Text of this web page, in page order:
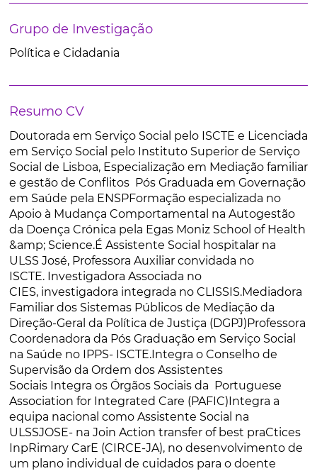
Grupo de Investigação
Política e Cidadania
Resumo CV
Doutorada em Serviço Social pelo ISCTE e Licenciada
em Serviço Social pelo Instituto Superior de Serviço
Social de Lisboa, Especialização em Mediação familiar
e gestão de Conflitos Pós Graduada em Governação
em Saúde pela ENSPFormação especializada no
Apoio à Mudança Comportamental na Autogestão
da Doença Crónica pela Egas Moniz School of Health
&amp; Science.É Assistente Social hospitalar na
ULSS José, Professora Auxiliar convidada no
ISCTE. Investigadora Associada no
CIES, investigadora integrada no CLISSIS.Mediadora
Familiar dos Sistemas Públicos de Mediação da
Direção-Geral da Política de Justiça (DGPJ)Professora
Coordenadora da Pós Graduação em Serviço Social
na Saúde no IPPS- ISCTE.Integra o Conselho de
Supervisão da Ordem dos Assistentes
Sociais Integra os Órgãos Sociais da Portuguese
Association for Integrated Care (PAFIC)Integra a
equipa nacional como Assistente Social na
ULSSJOSE- na Join Action transfer of best praCtices
InpRimary CarE (CIRCE-JA), no desenvolvimento de
um plano individual de cuidados para o doente